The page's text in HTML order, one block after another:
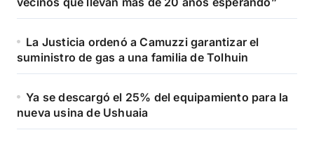
La Justicia ordenó a Camuzzi garantizar el
suministro de gas a una familia de Tolhuin
Ya se descargó el 25% del equipamiento para la
nueva usina de Ushuaia